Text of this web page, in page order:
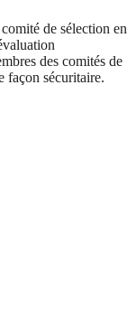
de sélection en
des comités de
façon sécuritaire.